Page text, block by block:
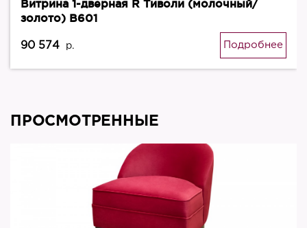
Витрина 1-дверная R Тиволи (молочный/
золото) В601
90 574 р. Подробнее
ПРОСМОТРЕННЫЕ